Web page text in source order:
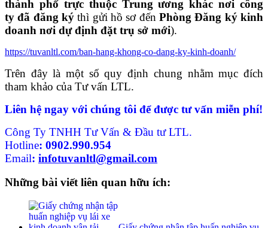
thành phố trực thuộc Trung ương khác nơi công
ty đã đăng ký thì gửi hồ sơ đến Phòng Đăng ký kinh
doanh nơi dự định đặt trụ sở mới).
https://tuvanltl.com/ban-hang-khong-co-dang-ky-kinh-doanh/
Trên đây là một số quy định chung nhằm mục đích
tham khảo của Tư vấn LTL.
Liên hệ ngay với chúng tôi để được tư vấn miễn phí!
Công Ty TNHH Tư Vấn & Đầu tư LTL.
Hotline: 0902.990.954
Email: infotuvanltl@gmail.com
Những bài viết liên quan hữu ích: